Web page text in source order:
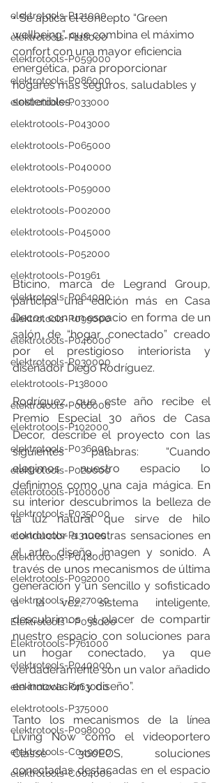
elektrotools-P121000
elektrotools-P118000
elektrotools-P059000
elektrotools-P086000
elektrotools-P033000
elektrotools-P043000
elektrotools-P065000
elektrotools-P040000
elektrotools-P059000
elektrotools-P002000
elektrotools-P045000
elektrotools-P052000
elektrotools-P01961
elektrotools-P064000
elektrotools-P099000
elektrotools-P046000
elektrotools-P030000
elektrotools-P138000
elektrotools-P066000
elektrotools-P102000
elektrotools-P036000
elektrotools-P020000
elektrotools-P100000
elektrotools-P035000
elektrotools-P131000
elektrotools-P048000
elektrotools-P092000
elektrotools-P027000
Elektrotools - P038000
Elektrotools-P761000
elektrotools-P040000
elektrotools-P463000
elektrotools-P375000
elektrotools-P098000
elektrotools-C049000
elektrotools-C004000
• Se aplica el concepto “Green
wellbeing”, que combina el máximo
confort con una mayor eficiencia
energética, para proporcionar
hogares más seguros, saludables y
sostenibles.
Bticino, marca de Legrand Group,
participa una edición más en Casa
Decor, con un espacio en forma de un
salón de “hogar conectado” creado
por el prestigioso interiorista y
diseñador Diego Rodríguez.
Rodríguez, que este año recibe el
Premio Especial 30 años de Casa
Decor, describe el proyecto con las
siguientes palabras: “Cuando
elegimos nuestro espacio lo
definimos como una caja mágica. En
su interior descubrimos la belleza de
la luz natural que sirve de hilo
conductor a nuestras sensaciones en
el arte, diseño, imagen y sonido. A
través de unos mecanismos de última
generación y un sencillo y sofisticado
a la vez, sistema inteligente,
descubrimos el placer de compartir
nuestro espacio con soluciones para
un hogar conectado, ya que
verdaderamente son un valor añadido
en innovación y diseño”.
Tanto los mecanismos de la línea
Living Now como el videoportero
Classe 300EOS, soluciones
conectadas destacadas en el espacio